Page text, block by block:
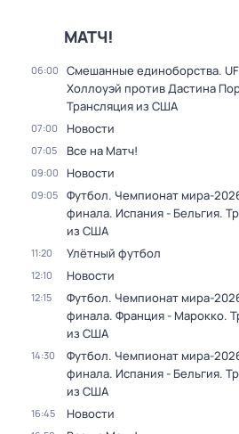
МАТЧ!
06:00
Смешанные единоборства.
Холлоуэй против Дастина
Трансляция из США
07:00 Новости
07:05 Все на Матч!
09:00 Новости
09:05
Футбол. Чемпионат мира-
финала. Испания - Бельгия.
из США
11:20 Улётный футбол
12:10 Новости
12:15
Футбол. Чемпионат мира-
финала. Франция - Марокко.
из США
14:30
Футбол. Чемпионат мира-
финала. Испания - Бельгия.
из США
16:45 Новости